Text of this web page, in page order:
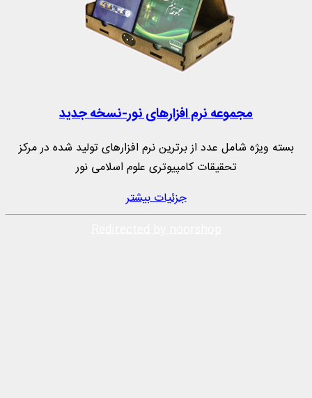
مجموعه نرم‌ افزارهای نور-نسخه جدید
بسته ویژه شامل عدد از برترین نرم افزارهای تولید شده در مرکز
تحقیقات کامپیوتری علوم اسلامی نور
جزئیات بیشتر